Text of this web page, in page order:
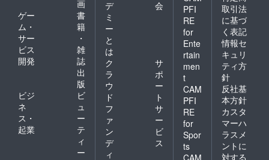
画
ゲー
ム・
サー
ビス
開発
書
籍
・
雑
誌
出
版
ビジ
ネ
ス・
起業
ビ
ュ
ー
テ
ィ
ー
デ
ミ
ー
と
は
会
ク
ラ
ウ
ド
フ
ァ
ン
デ
ィ
サ
ポ
ー
ト
サ
ー
ビ
ス
PFI
RE
for
Ente
rtain
men
t
CAM
PFI
RE
for
Spor
ts
取引法
に基づ
く表記
情報セ
キュリ
ティ方
針
反社基
本方針
カスタ
マーハ
ラスメ
ントに
対する